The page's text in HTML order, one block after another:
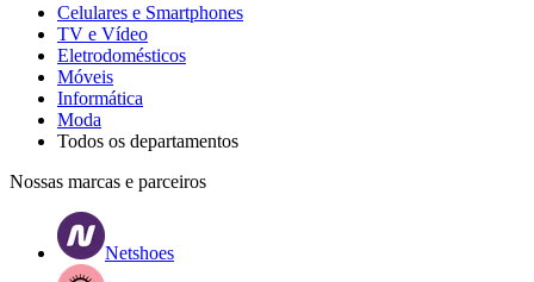
Celulares e Smartphones
TV e Vídeo
Eletrodomésticos
Móveis
Informática
Moda
Todos os departamentos
Nossas marcas e parceiros
Netshoes